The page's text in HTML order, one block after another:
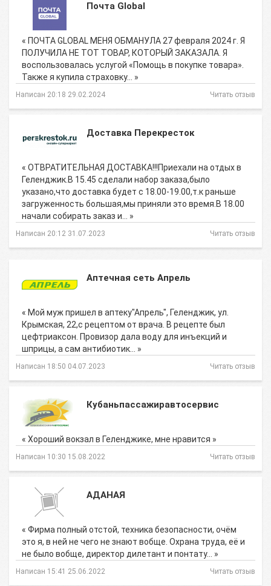
Почта Global
« ПОЧТА GLOBAL МЕНЯ ОБМАНУЛА 27 февраля 2024 г. Я
ПОЛУЧИЛА НЕ ТОТ ТОВАР, КОТОРЫЙ ЗАКАЗАЛА. Я
воспользовалась услугой «Помощь в покупке товара».
Также я купила страховку… »
Написан 20:18 29.02.2024 Читать отзыв
Доставка Перекресток
« ОТВРАТИТЕЛЬНАЯ ДОСТАВКА!!!Приехали на отдых в
Геленджик.В 15.45 сделали набор заказа,было
указано,что доставка будет с 18.00-19.00,т.к раньше
загруженность большая,мы приняли это время.В 18.00
начали собирать заказ и… »
Написан 20:12 31.07.2023 Читать отзыв
Аптечная сеть Апрель
« Мой муж пришел в аптеку"Апрель", Геленджик, ул.
Крымская, 22,с рецептом от врача. В рецепте был
цефтриаксон. Провизор дала воду для инъекций и
шприцы, а сам антибиотик… »
Написан 18:50 04.07.2023 Читать отзыв
Кубаньпассажиравтосервис
« Хороший вокзал в Геленджике, мне нравится »
Написан 10:30 15.08.2022 Читать отзыв
АДАНАЯ
« Фирма полный отстой, техника безопасности, очём
это я, в ней не чего не знают вобще. Охрана труда, её и
не было вобще, директор дилетант и понтату… »
Написан 15:41 25.06.2022 Читать отзыв